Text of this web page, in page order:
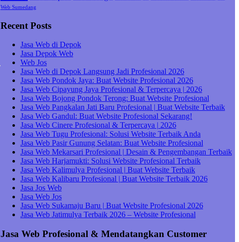
Web Sumedang
Recent Posts
Jasa Web di Depok
Jasa Depok Web
Web Jos
Jasa Web di Depok Langsung Jadi Profesional 2026
Jasa Web Pondok Jaya: Buat Website Profesional 2026
Jasa Web Cipayung Jaya Profesional & Terpercaya | 2026
Jasa Web Bojong Pondok Terong: Buat Website Profesional
Jasa Web Pangkalan Jati Baru Profesional | Buat Website Terbaik
Jasa Web Gandul: Buat Website Profesional Sekarang!
Jasa Web Cinere Profesional & Terpercaya | 2026
Jasa Web Tugu Profesional: Solusi Website Terbaik Anda
Jasa Web Pasir Gunung Selatan: Buat Website Profesional
Jasa Web Mekarsari Profesional | Desain & Pengembangan Terbaik
Jasa Web Harjamukti: Solusi Website Profesional Terbaik
Jasa Web Kalimulya Profesional | Buat Website Terbaik
Jasa Web Kalibaru Profesional | Buat Website Terbaik 2026
Jasa Jos Web
Jasa Web Jos
Jasa Web Sukamaju Baru | Buat Website Profesional 2026
Jasa Web Jatimulya Terbaik 2026 – Website Profesional
Jasa Web Profesional & Mendatangkan Customer